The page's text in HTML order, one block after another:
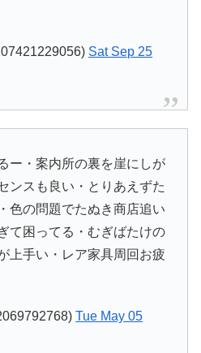
Sat Sep 25
ー・案内所の裏を崖にしが
ンスも良い・とりあえずた
色の問題でたぬき商店追い
て困ってる・むぎばたけの
上手い・レア家具周回お疲
Tue May 05